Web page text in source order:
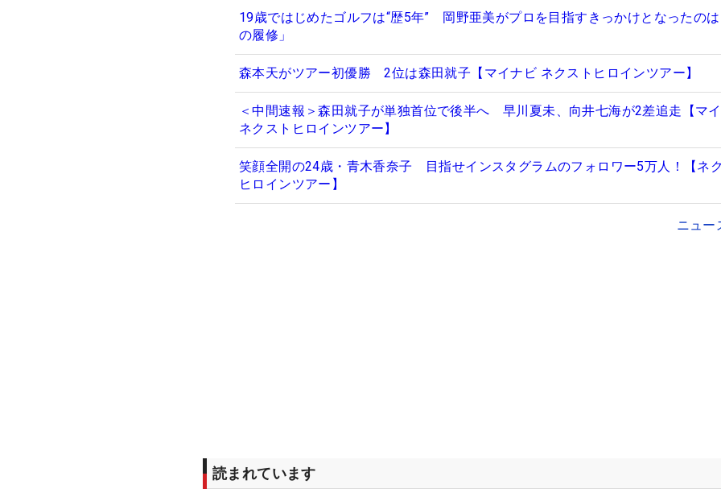
19歳ではじめたゴルフは“歴5年” 岡野亜美がプロを目指すきっかけとなったの
の履修」
森本天がツアー初優勝 2位は森田就子【マイナビ ネクストヒロインツアー】
＜中間速報＞森田就子が単独首位で後半へ 早川夏未、向井七海が2差追走【マ
ネクストヒロインツアー】
笑顔全開の24歳・青木香奈子 目指せインスタグラムのフォロワー5万人！【ネ
ヒロインツアー】
ニュー
読まれています